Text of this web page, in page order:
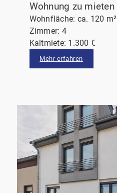
Wohnung zu mieten
Wohnfläche: ca. 120 m²
Zimmer: 4
Kaltmiete: 1.300 €
Mehr erfahren